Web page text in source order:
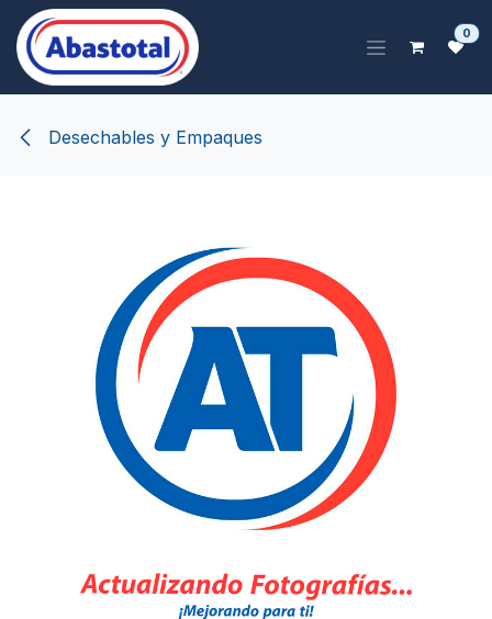
Ir al contenido
0
Desechables y Empaques